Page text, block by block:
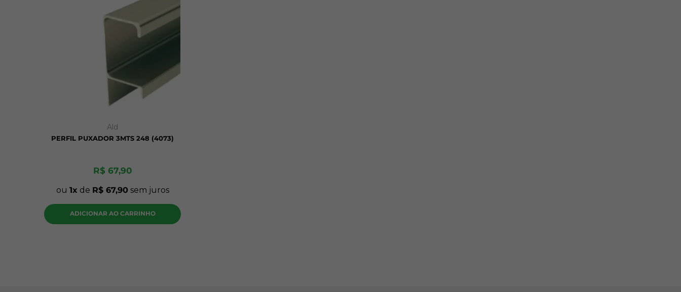
Ald
PERFIL PUXADOR 3MTS 248 (4073)
R$ 67,90
ou 1 de R$ 67,90 sem juros
ADICIONAR AO CARRINHO